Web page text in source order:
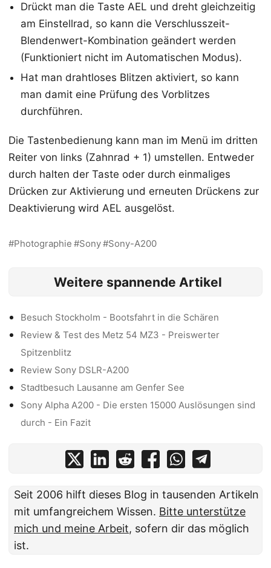
Drückt man die Taste AEL und dreht gleichzeitig
am Einstellrad, so kann die Verschlusszeit-
Blendenwert-Kombination geändert werden
(Funktioniert nicht im Automatischen Modus).
Hat man drahtloses Blitzen aktiviert, so kann
man damit eine Prüfung des Vorblitzes
durchführen.
Die Tastenbedienung kann man im Menü im dritten
Reiter von links (Zahnrad + 1) umstellen. Entweder
durch halten der Taste oder durch einmaliges
Drücken zur Aktivierung und erneuten Drückens zur
Deaktivierung wird AEL ausgelöst.
Photographie Sony Sony-A200
Weitere spannende Artikel
Besuch Stockholm - Bootsfahrt in die Schären
Review & Test des Metz 54 MZ3 - Preiswerter
Spitzenblitz
Review Sony DSLR-A200
Stadtbesuch Lausanne am Genfer See
Sony Alpha A200 - Die ersten 15000 Auslösungen sind
durch - Ein Fazit
Seit 2006 hilft dieses Blog in tausenden Artikeln
mit umfangreichem Wissen. Bitte unterstütze
mich und meine Arbeit, sofern dir das möglich
ist.